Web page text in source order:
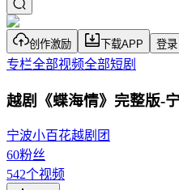
创作激励 下载APP 登录
专栏全部视频全部短剧
越剧《蝶海情》完整版-
宁波小百花越剧团
60粉丝
542个视频